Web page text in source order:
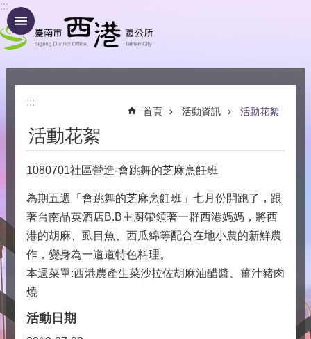
跳到主要內容區塊
:::
:::
首頁 活動資訊 活動花絮
活動花絮
1080701社區營造-會跳舞的芝麻烹飪班
為期五週「會跳舞的芝麻烹飪班」七月份開跑了，跟
著台南晶英酒店B.B主廚帶領著一群西港媽媽，將西
港的胡麻、虱目魚、西瓜綿等配合在地小農的新鮮農
作，變身為一道道特色料理。
本週菜單:西港農產生菜沙拉佐胡麻油醋醬、薑汁豬肉
燒
活動日期